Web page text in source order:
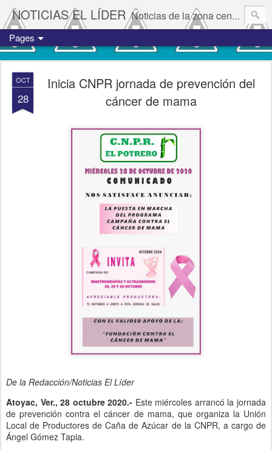
NOTICIAS EL LÍDER Noticias de la zona centro del estado de Veracruz.
Pages
OCT
28
Inicia CNPR jornada de prevención del
cáncer de mama
De la Redacción/Noticias El Líder
Atoyac, Ver., 28 octubre 2020.- Este miércoles arrancó la jornada
de prevención contra el cáncer de mama, que organiza la Unión
Local de Productores de Caña de Azúcar de la CNPR, a cargo de
Ángel Gómez Tapia.